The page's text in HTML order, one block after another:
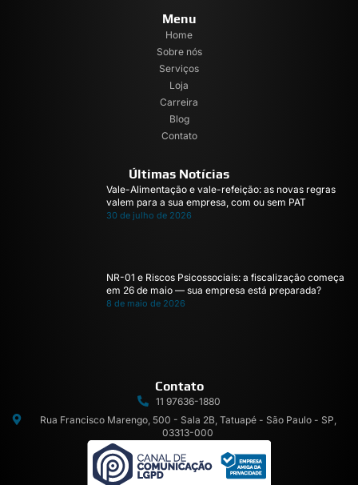
Menu
Home
Sobre nós
Serviços
Loja
Carreira
Blog
Contato
Últimas Notícias
Vale-Alimentação e vale-refeição: as novas regras
valem para a sua empresa, com ou sem PAT
30 de julho de 2026
NR-01 e Riscos Psicossociais: a fiscalização começa
em 26 de maio — sua empresa está preparada?
8 de maio de 2026
Contato
11 97636-1880
Rua Francisco Marengo, 500 - Sala 2B, Tatuapé - São Paulo - SP,
03313-000